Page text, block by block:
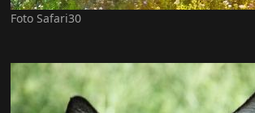
Foto Safari30